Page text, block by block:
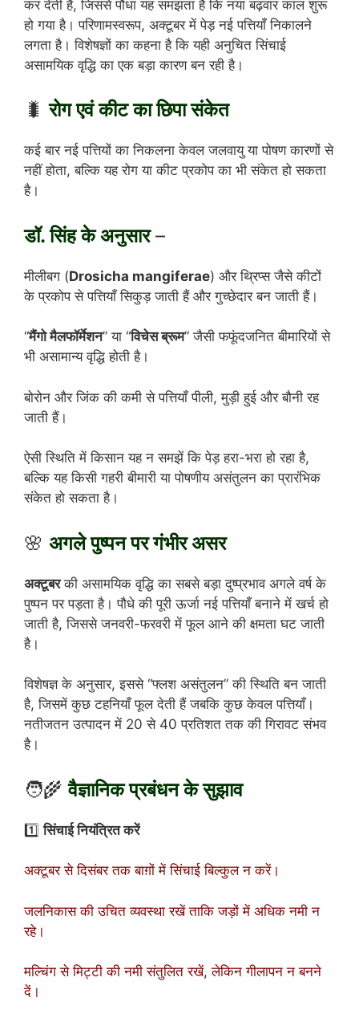
कर देती है, जिससे पौधा यह समझता है कि नया बढ़वार काल शुरू
हो गया है। परिणामस्वरूप, अक्टूबर में पेड़ नई पत्तियाँ निकालने
लगता है। विशेषज्ञों का कहना है कि यही अनुचित सिंचाई
असामयिक वृद्धि का एक बड़ा कारण बन रही है।
🐛रोग एवं कीट का छिपा संकेत
कई बार नई पत्तियों का निकलना केवल जलवायु या पोषण कारणों से
नहीं होता, बल्कि यह रोग या कीट प्रकोप का भी संकेत हो सकता
है।
डॉ. सिंह के अनुसार–
मीलीबग (Drosicha mangiferae) और थ्रिप्स जैसे कीटों
के प्रकोप से पत्तियाँ सिकुड़ जाती हैं और गुच्छेदार बन जाती हैं।
“मैंगो मैलफॉर्मेशन” या “विचेस ब्रूम” जैसी फफूंदजनित बीमारियों से
भी असामान्य वृद्धि होती है।
बोरोन और जिंक की कमी से पत्तियाँ पीली, मुड़ी हुई और बौनी रह
जाती हैं।
ऐसी स्थिति में किसान यह न समझें कि पेड़ हरा-भरा हो रहा है,
बल्कि यह किसी गहरी बीमारी या पोषणीय असंतुलन का प्रारंभिक
संकेत हो सकता है।
🌸 अगले पुष्पन पर गंभीर असर
अक्टूबरकी असामयिक वृद्धि का सबसे बड़ा दुष्प्रभाव अगले वर्ष के
पुष्पन पर पड़ता है। पौधे की पूरी ऊर्जा नई पत्तियाँ बनाने में खर्च हो
जाती है, जिससे जनवरी-फरवरी में फूल आने की क्षमता घट जाती
है।
विशेषज्ञ के अनुसार, इससे “फ्लश असंतुलन” की स्थिति बन जाती
है, जिसमें कुछ टहनियाँ फूल देती हैं जबकि कुछ केवल पत्तियाँ।
नतीजतन उत्पादन में 20 से 40 प्रतिशत तक की गिरावट संभव
है।
🧑‍🌾वैज्ञानिक प्रबंधन के सुझाव
1️⃣सिंचाई नियंत्रित करें
अक्टूबर से दिसंबर तक बाग़ों में सिंचाई बिल्कुल न करें।
जलनिकास की उचित व्यवस्था रखें ताकि जड़ों में अधिक नमी न
रहे।
मल्चिंग से मिट्टी की नमी संतुलित रखें, लेकिन गीलापन न बनने
दें।